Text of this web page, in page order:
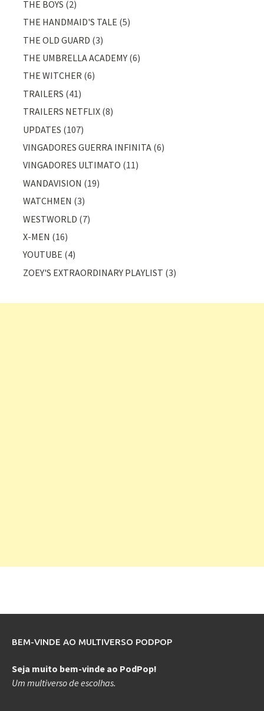
THE BOYS (2)
THE HANDMAID'S TALE (5)
THE OLD GUARD (3)
THE UMBRELLA ACADEMY (6)
THE WITCHER (6)
TRAILERS (41)
TRAILERS NETFLIX (8)
UPDATES (107)
VINGADORES GUERRA INFINITA (6)
VINGADORES ULTIMATO (11)
WANDAVISION (19)
WATCHMEN (3)
WESTWORLD (7)
X-MEN (16)
YOUTUBE (4)
ZOEY'S EXTRAORDINARY PLAYLIST (3)
BEM-VINDE AO MULTIVERSO PODPOP
Seja muito bem-vinde ao PodPop!
Um multiverso de escolhas.